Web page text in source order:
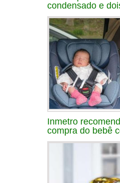
condensado e
Inmetro
compra do bebê